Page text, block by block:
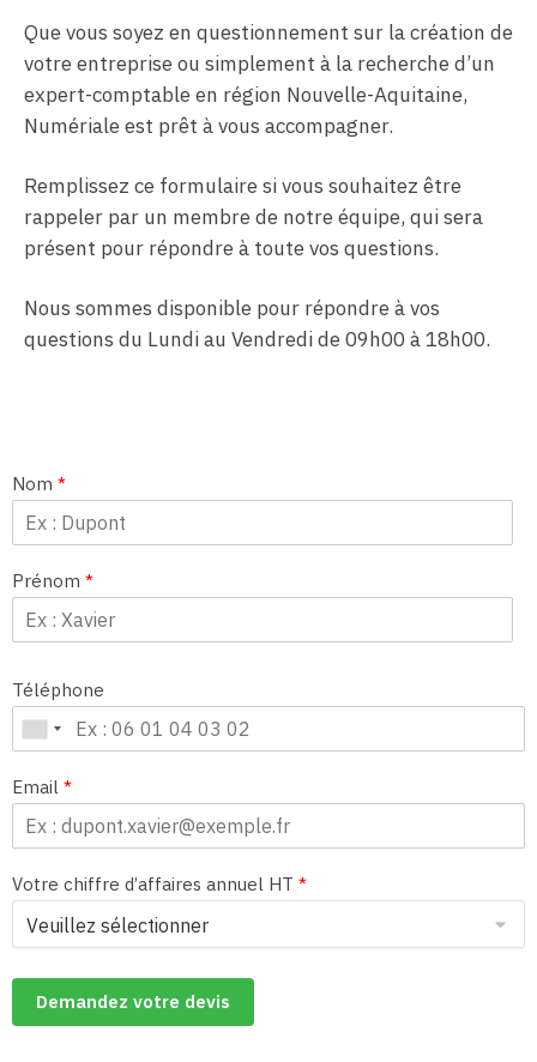
Que vous soyez en questionnement sur la création de
votre entreprise ou simplement à la recherche d’un
expert-comptable en région Nouvelle-Aquitaine,
Numériale est prêt à vous accompagner.
Remplissez ce formulaire si vous souhaitez être
rappeler par un membre de notre équipe, qui sera
présent pour répondre à toute vos questions.
Nous sommes disponible pour répondre à vos
questions du Lundi au Vendredi de 09h00 à 18h00.
Nom *
Prénom *
Téléphone
Email *
Votre chiffre d’affaires annuel HT *
Demandez votre devis